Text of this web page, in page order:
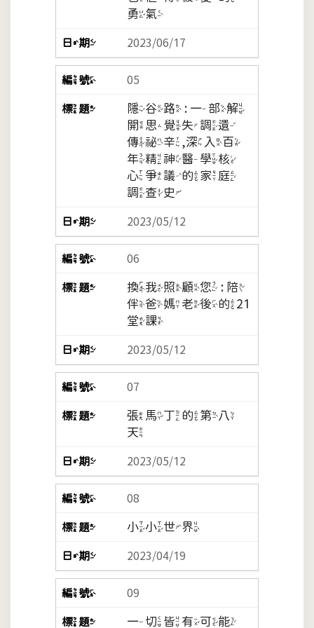
勇氣
2023/06/17
05
隱谷路 : 一部解
開思覺失調遺
傳祕辛,深入百
年精神醫學核
心爭議的家庭
調查史
2023/05/12
06
換我照顧您 : 陪
伴爸媽老後的21
堂課
2023/05/12
07
張馬丁的第八
天
2023/05/12
08
小小世界
2023/04/19
09
一切皆有可能